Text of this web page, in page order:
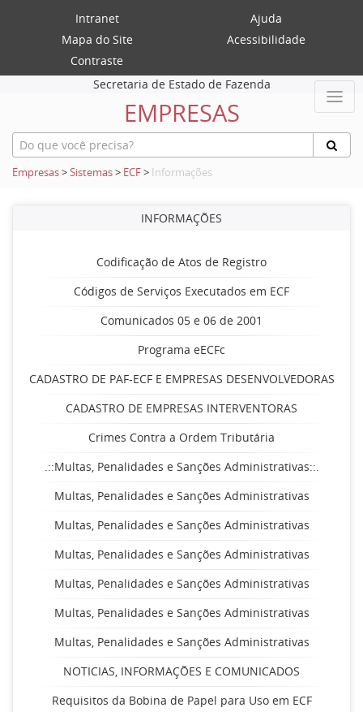
Intranet
Ajuda
Mapa do Site
Acessibilidade
Contraste
Secretaria de Estado de Fazenda
EMPRESAS
Empresas>Sistemas> ECF> Informações
INFORMAÇÕES
Codificação de Atos de Registro
Códigos de Serviços Executados em ECF
Comunicados 05 e 06 de 2001
Programa eECFc
CADASTRO DE PAF-ECF E EMPRESAS DESENVOLVEDORAS
CADASTRO DE EMPRESAS INTERVENTORAS
Crimes Contra a Ordem Tributária
.::Multas, Penalidades e Sanções Administrativas::.
Multas, Penalidades e Sanções Administrativas
Multas, Penalidades e Sanções Administrativas
Multas, Penalidades e Sanções Administrativas
Multas, Penalidades e Sanções Administrativas
Multas, Penalidades e Sanções Administrativas
Multas, Penalidades e Sanções Administrativas
NOTICIAS, INFORMAÇÕES E COMUNICADOS
Requisitos da Bobina de Papel para Uso em ECF